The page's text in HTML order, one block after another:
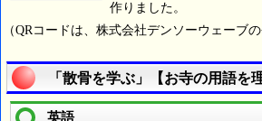
作りました。
（QRコードは、株式会社デンソーウェーブ
「散骨を学ぶ」【お寺の用語を
英語